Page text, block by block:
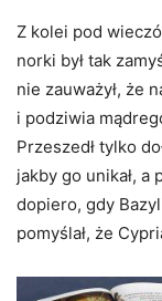
Z kolei pod
norki był tak
nie zauważył, że
i podziwia
Przeszedł tylko
jakby go unikał, a
dopiero, gdy
pomyślał, że